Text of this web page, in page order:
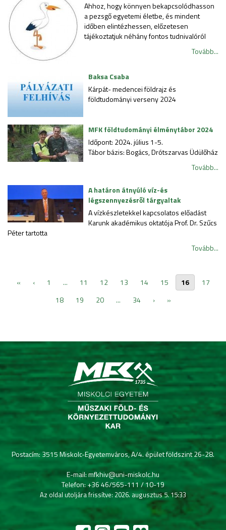
Ahhoz, hogy könnyen bekapcsolódhasson
a pezsgő egyetemi életbe, és mindent
időben elintézhessen, előzetesen
tájékoztatjuk néhány fontos tudnivalóról
Tovább...
Baksa Csaba
Kárpát- medencei földrajz és
földtudományi verseny 2024
MFK földtudományi élménytábor 2024
Időpont: 2024. július 1-5.
Tábor bázis: Bogács, Drótszarvas Üdülőház
Tovább...
A határon átnyúló víz-és
légszennyezésről tárgyaltak
A vízkészletekkel kapcsolatos előadást
Karunk akadémikus oktatója Prof. Dr. Szűcs
Péter tartotta
Tovább...
« ‹ 1 ... 11 12 13 14 15 16
17
18
19 20 ... 34 › »
Postacím: 3515 Miskolc-Egyetemváros, A/4. épület földszint 26-28.
E-mail: mfkhiv@uni-miskolc.hu
Telefon: +36 46/565-111 / 10-19
Az oldal utoljára frissítve: 2026. augusztus 5. 15:33